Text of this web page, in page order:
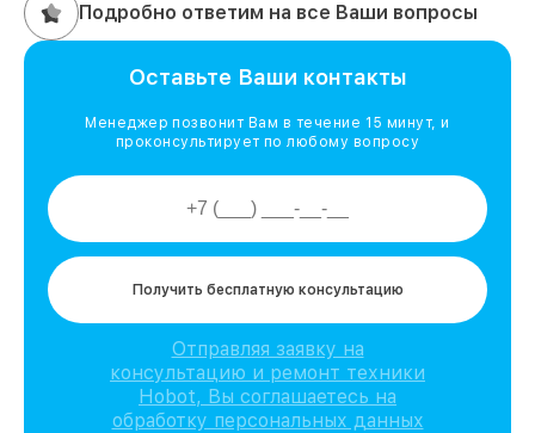
Подробно ответим на все Ваши вопросы
Оставьте Ваши контакты
Менеджер позвонит Вам в течение 15 минут, и
проконсультирует по любому вопросу
Получить бесплатную консультацию
Отправляя заявку на
консультацию и ремонт техники
Hobot, Вы соглашаетесь на
обработку персональных данных